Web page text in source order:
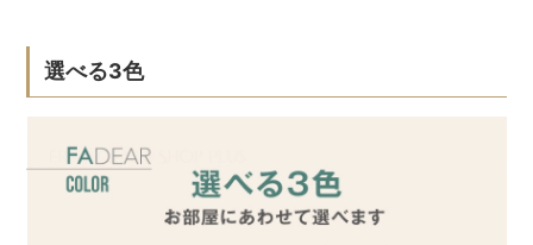
選べる3色